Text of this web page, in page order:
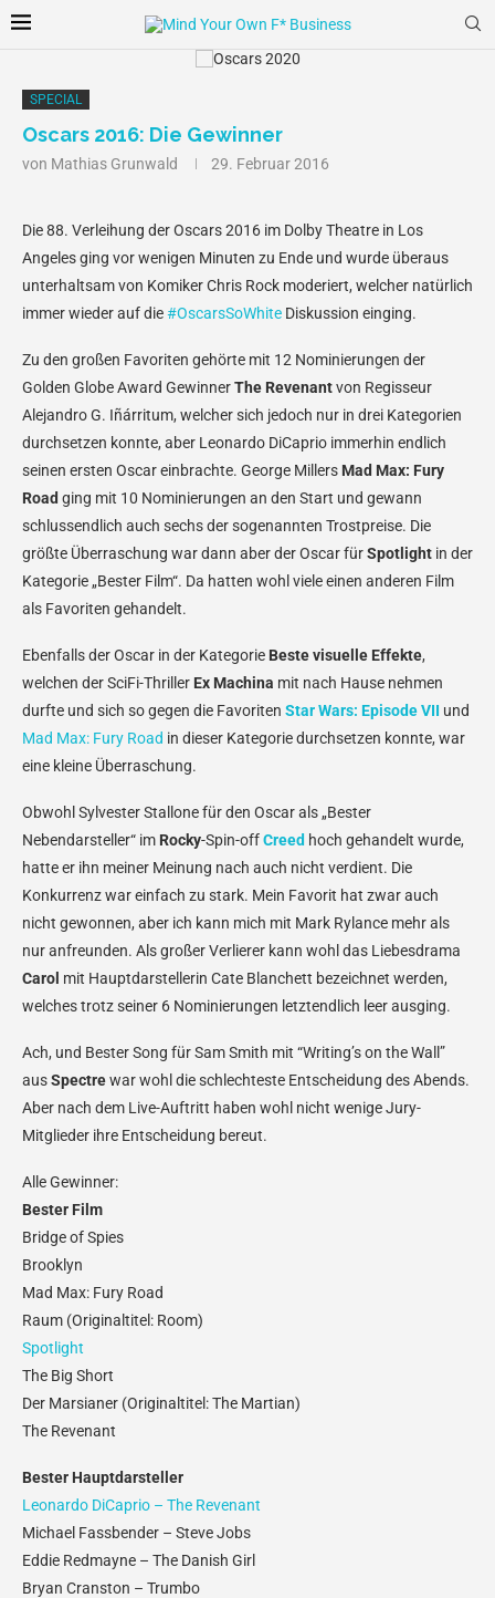
SPECIAL
Oscars 2016: Die Gewinner
von Mathias Grunwald 29. Februar 2016
Die 88. Verleihung der Oscars 2016 im Dolby Theatre in Los
Angeles ging vor wenigen Minuten zu Ende und wurde überaus
unterhaltsam von Komiker Chris Rock moderiert, welcher natürlich
immer wieder auf die#OscarsSoWhite Diskussion einging.
Zu den großen Favoriten gehörte mit 12 Nominierungen der
Golden Globe Award GewinnerThe Revenantvon Regisseur
Alejandro G. Iñárritum, welcher sich jedoch nur in drei Kategorien
durchsetzen konnte, aber Leonardo DiCaprio immerhin endlich
seinen ersten Oscar einbrachte. George Millers Mad Max: Fury
Road ging mit 10 Nominierungen an den Start und gewann
schlussendlich auch sechs der sogenannten Trostpreise. Die
größte Überraschung war dann aber der Oscar fürSpotlight in der
Kategorie „Bester Film“. Da hatten wohl viele einen anderen Film
als Favoriten gehandelt.
Ebenfalls der Oscar in der Kategorie Beste visuelle Effekte,
welchen der SciFi-Thriller Ex Machina mit nach Hause nehmen
durfte und sich so gegen die Favoriten Star Wars: Episode VII und
Mad Max: Fury Road in dieser Kategorie durchsetzen konnte, war
eine kleine Überraschung.
Obwohl Sylvester Stallone für den Oscar als „Bester
Nebendarsteller“ im Rocky-Spin-offCreed hoch gehandelt wurde,
hatte er ihn meiner Meinung nach auch nicht verdient. Die
Konkurrenz war einfach zu stark. Mein Favorit hat zwar auch
nicht gewonnen, aber ich kann mich mit Mark Rylance mehr als
nur anfreunden. Als großer Verlierer kann wohl das Liebesdrama
Carol mit Hauptdarstellerin Cate Blanchett bezeichnet werden,
welches trotz seiner 6 Nominierungen letztendlich leer ausging.
Ach, und Bester Song für Sam Smith mit “Writing’s on the Wall”
ausSpectrewar wohl die schlechteste Entscheidung des Abends.
Aber nach dem Live-Auftritt haben wohl nicht wenige Jury-
Mitglieder ihre Entscheidung bereut.
Alle Gewinner:
Bester Film
Bridge of Spies
Brooklyn
Mad Max: Fury Road
Raum (Originaltitel: Room)
Spotlight
The Big Short
Der Marsianer (Originaltitel: The Martian)
The Revenant
Bester Hauptdarsteller
Leonardo DiCaprio – The Revenant
Michael Fassbender – Steve Jobs
Eddie Redmayne – The Danish Girl
Bryan Cranston – Trumbo